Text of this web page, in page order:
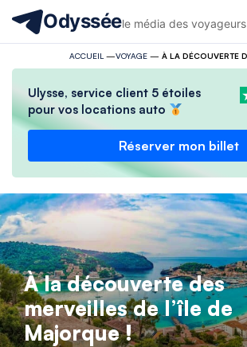
Odysséele média des voyageurs
ACCUEIL —VOYAGE—
Ulysse, service client 5 étoiles
pour vos locations auto
Réserver mon billet
À la découverte des
merveilles de l’île de
Majorque !